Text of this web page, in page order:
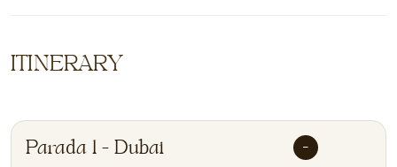
ITINERARY
Parada 1 - Dubai